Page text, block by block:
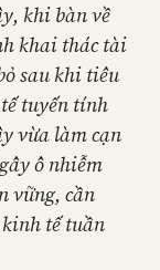
khi bàn về
khai thác tài
sau khi tiêu
tuyến tính
vừa làm cạn
ô nhiễm
vững, cần
tế tuần